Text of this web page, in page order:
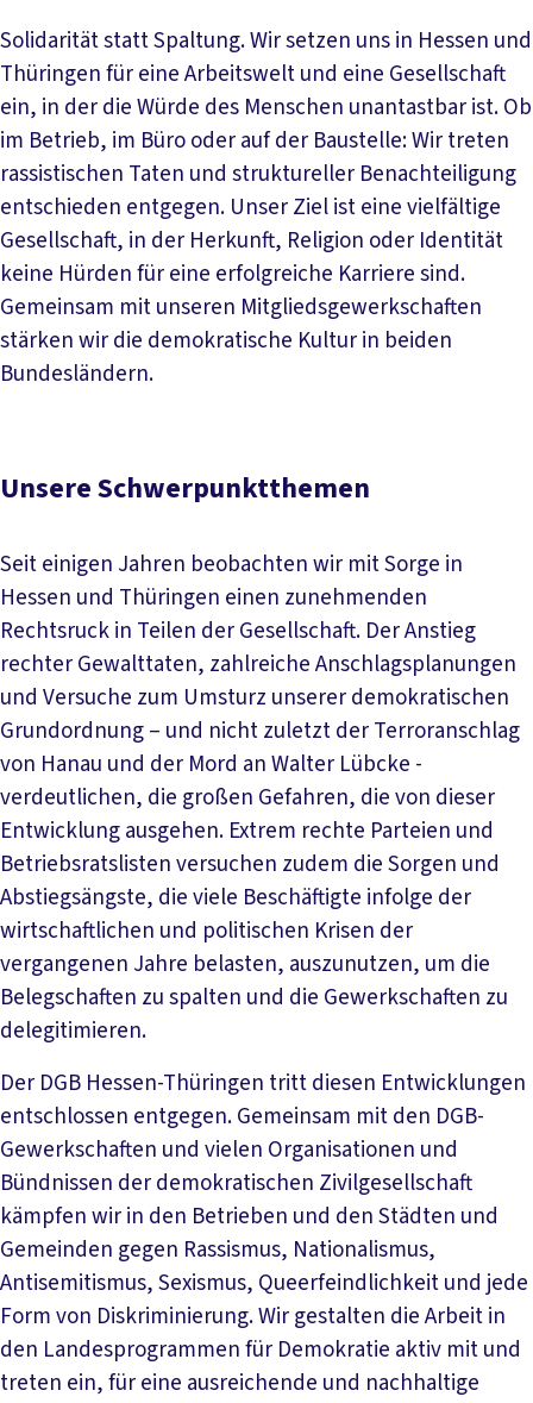
Solidarität statt Spaltung. Wir setzen uns in Hessen und
Thüringen für eine Arbeitswelt und eine Gesellschaft
ein, in der die Würde des Menschen unantastbar ist. Ob
im Betrieb, im Büro oder auf der Baustelle: Wir treten
rassistischen Taten und struktureller Benachteiligung
entschieden entgegen. Unser Ziel ist eine vielfältige
Gesellschaft, in der Herkunft, Religion oder Identität
keine Hürden für eine erfolgreiche Karriere sind.
Gemeinsam mit unseren Mitgliedsgewerkschaften
stärken wir die demokratische Kultur in beiden
Bundesländern.
Unsere Schwerpunktthemen
Seit einigen Jahren beobachten wir mit Sorge in
Hessen und Thüringen einen zunehmenden
Rechtsruck in Teilen der Gesellschaft. Der Anstieg
rechter Gewalttaten, zahlreiche Anschlagsplanungen
und Versuche zum Umsturz unserer demokratischen
Grundordnung – und nicht zuletzt der Terroranschlag
von Hanau und der Mord an Walter Lübcke -
verdeutlichen, die großen Gefahren, die von dieser
Entwicklung ausgehen. Extrem rechte Parteien und
Betriebsratslisten versuchen zudem die Sorgen und
Abstiegsängste, die viele Beschäftigte infolge der
wirtschaftlichen und politischen Krisen der
vergangenen Jahre belasten, auszunutzen, um die
Belegschaften zu spalten und die Gewerkschaften zu
delegitimieren.
Der DGB Hessen-Thüringen tritt diesen Entwicklungen
entschlossen entgegen. Gemeinsam mit den DGB-
Gewerkschaften und vielen Organisationen und
Bündnissen der demokratischen Zivilgesellschaft
kämpfen wir in den Betrieben und den Städten und
Gemeinden gegen Rassismus, Nationalismus,
Antisemitismus, Sexismus, Queerfeindlichkeit und jede
Form von Diskriminierung. Wir gestalten die Arbeit in
den Landesprogrammen für Demokratie aktiv mit und
treten ein, für eine ausreichende und nachhaltige